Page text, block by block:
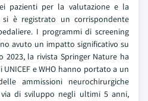
pazienti per la valutazione e la
si è registrato un corrispondente
I programmi di screening
avuto un impatto significativo su
la rivista Springer Nature ha
e WHO hanno portato a un
ammissioni neurochirurgiche
di sviluppo negli ultimi 5 anni,